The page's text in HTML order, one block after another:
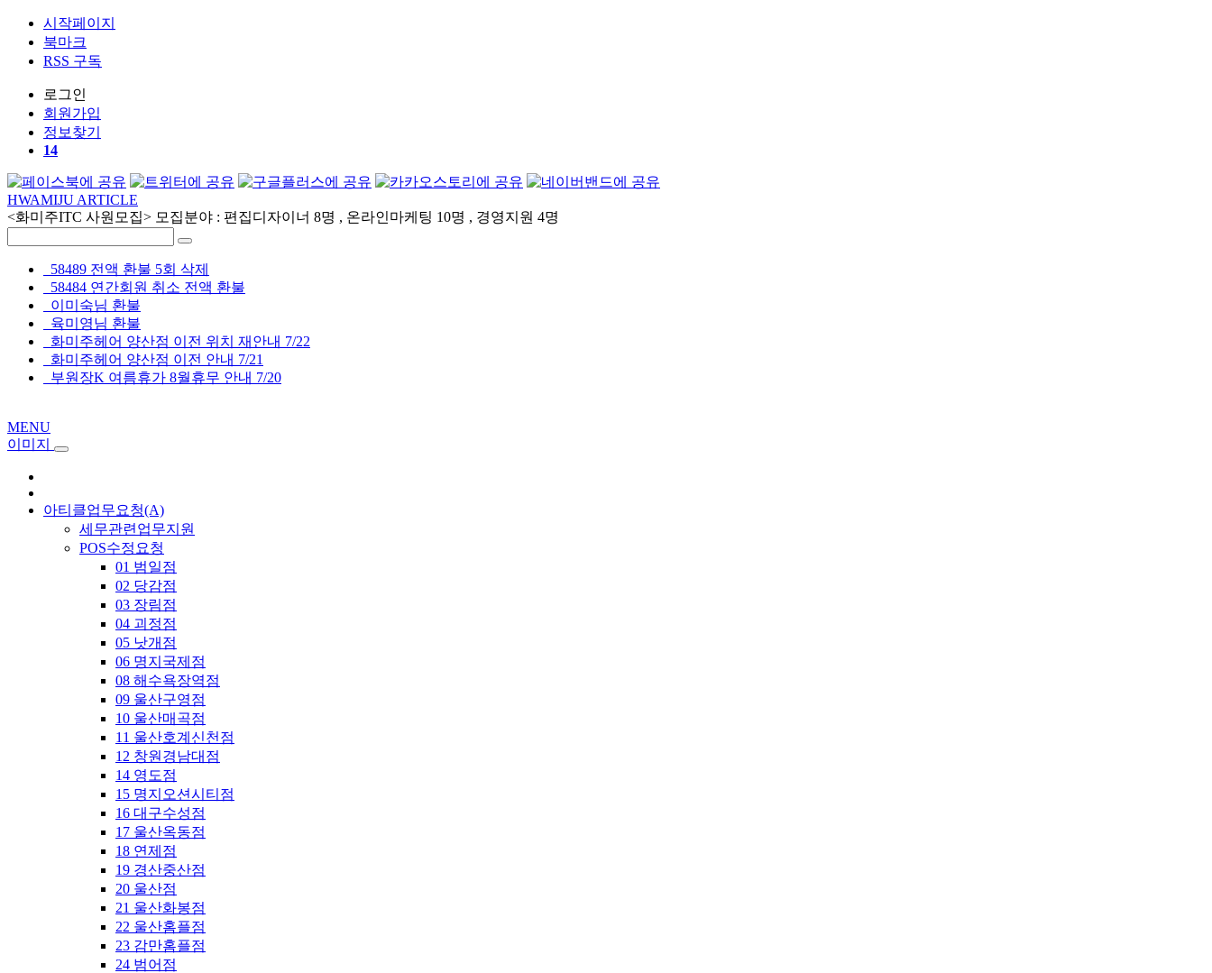
시작페이지
북마크
RSS 구독
로그인
회원 가입
정보찾기
14
HWAMIJU ARTICLE
<화미주ITC 사원모집> 모집분야 : 편집디자이너 8명 , 온라인마케팅 10명 , 경영지원 4명
58489 전액 환불 5회 삭제
58484 연간회원 취소 전액 환불
이미숙님 환불
육미영님 환불
화미주헤어 양산점 이전 위치 재안내 7/22
화미주헤어 양산점 이전 안내 7/21
부원장K 여름휴가 8월휴무 안내 7/20
MENU
이미지
아티클업무요청(A)
세무관련업무지원
POS수정요청
01 범일점
02 당감점
03 장림점
04 괴정점
05 낫개점
06 명지국제점
08 해수욕장역점
09 울산구영점
10 울산매곡점
11 울산호계신천점
12 창원경남대점
14 영도점
15 명지오션시티점
16 대구수성점
17 울산옥동점
18 연제점
19 경산중산점
20 울산점
21 울산화봉점
22 울산홈플점
23 감만홈플점
24 범어점